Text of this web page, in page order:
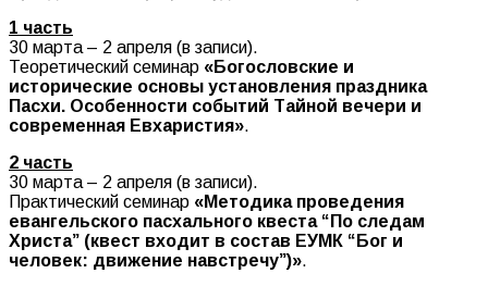
1 часть
30 марта – 2 апреля (в записи).
Теоретический семинар «Богословские и
исторические основы установления праздника
Пасхи. Особенности событий Тайной вечери и
современная Евхаристия».
2 часть
30 марта – 2 апреля (в записи).
Практический семинар «Методика проведения
евангельского пасхального квеста “По следам
Христа” (квест входит в состав ЕУМК “Бог и
человек: движение навстречу”)».